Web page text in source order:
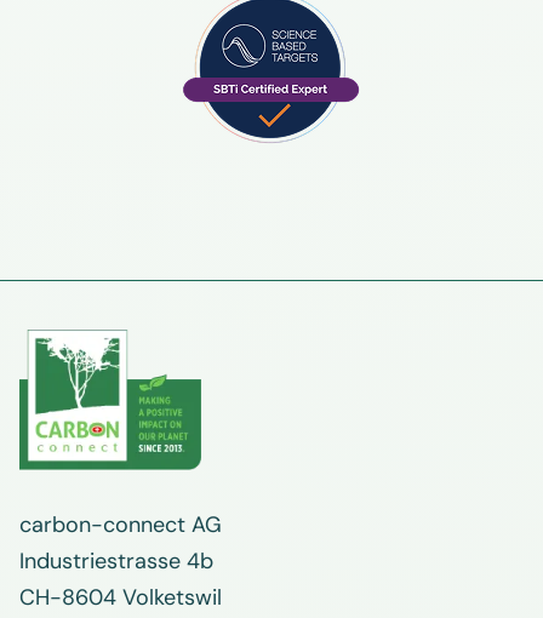
carbon-connect AG
Industriestrasse 4b
CH-8604 Volketswil